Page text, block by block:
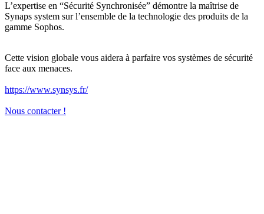
L’expertise en “Sécurité Synchronisée” démontre la maîtrise de
Synaps system sur l’ensemble de la technologie des produits de la
gamme Sophos.
Cette vision globale vous aidera à parfaire vos systèmes de sécurité
face aux menaces.
https://www.synsys.fr/
Nous contacter !